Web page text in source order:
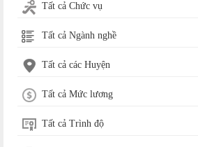
Tất cả Chức vụ
Tất cả Ngành nghề
Tất cả các Huyện
Tất cả Mức lương
Tất cả Trình độ